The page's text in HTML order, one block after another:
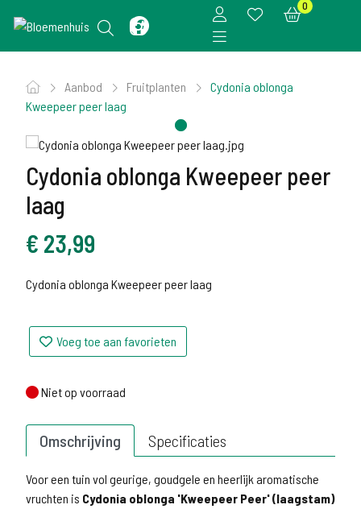
0
Aanbod Fruitplanten
Cydonia oblonga
Kweepeer peer laag
Cydonia oblonga Kweepeer peer
laag
€ 23,99
Cydonia oblonga Kweepeer peer laag
Voeg toe aan favorieten
Niet op voorraad
Niet op voorraad
Omschrijving Specificaties
Voor een tuin vol geurige, goudgele en heerlijk aromatische
vruchten is Cydonia oblonga 'Kweepeer Peer' (laagstam)